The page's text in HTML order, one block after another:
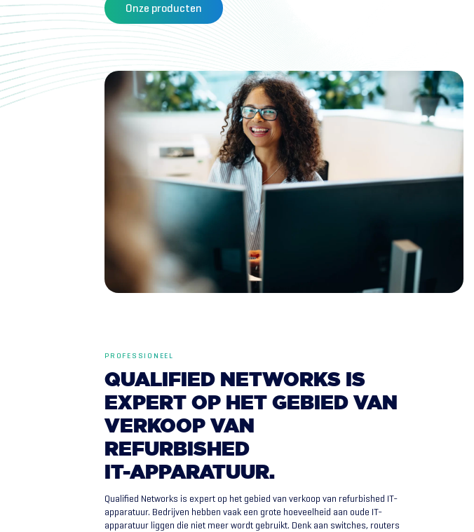
Onze producten
PROFESSIONEEL
QUALIFIED NETWORKS IS
EXPERT OP HET GEBIED VAN
VERKOOP VAN
REFURBISHED
IT-APPARATUUR.
Qualified Networks is expert op het gebied van verkoop van refurbished IT-
apparatuur. Bedrijven hebben vaak een grote hoeveelheid aan oude IT-
apparatuur liggen die niet meer wordt gebruikt. Denk aan switches, routers